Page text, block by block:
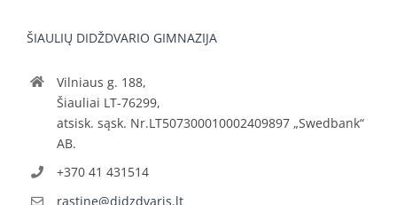
ŠIAULIŲ DIDŽDVARIO GIMNAZIJA
Vilniaus g. 188,
Šiauliai LT-76299,
atsisk. sąsk. Nr.LT507300010002409897 „Swedbank“
AB.
+370 41 431514
rastine@didzdvaris.lt